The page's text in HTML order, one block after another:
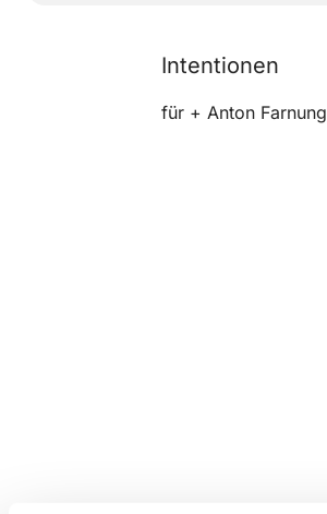
Intentionen
für + Anton Farnung